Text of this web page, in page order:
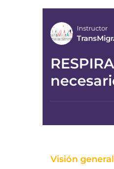
Instructor
Visión general